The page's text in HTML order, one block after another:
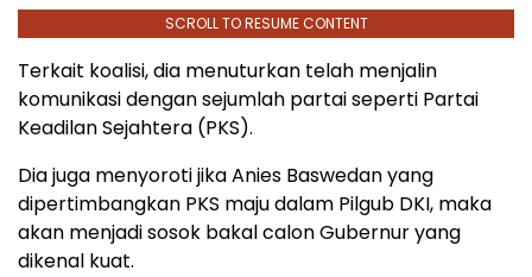
SCROLL TO RESUME CONTENT
Terkait koalisi, dia menuturkan telah menjalin
komunikasi dengan sejumlah partai seperti Partai
Keadilan Sejahtera (PKS).
Dia juga menyoroti jika Anies Baswedan yang
dipertimbangkan PKS maju dalam Pilgub DKI, maka
akan menjadi sosok bakal calon Gubernur yang
dikenal kuat.